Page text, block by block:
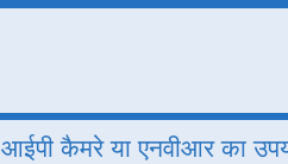
आईपी कैमरे या एनवीआर का